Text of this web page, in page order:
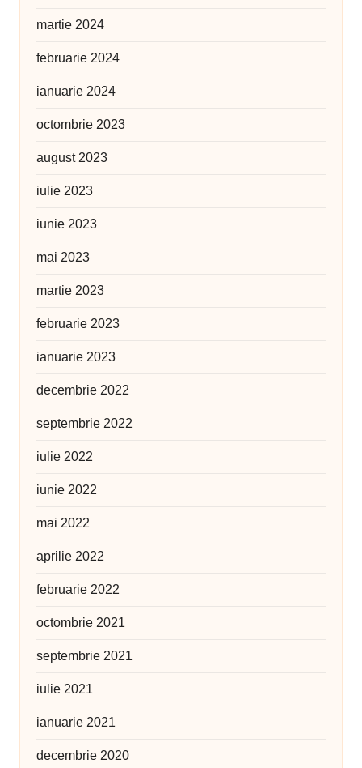
martie 2024
februarie 2024
ianuarie 2024
octombrie 2023
august 2023
iulie 2023
iunie 2023
mai 2023
martie 2023
februarie 2023
ianuarie 2023
decembrie 2022
septembrie 2022
iulie 2022
iunie 2022
mai 2022
aprilie 2022
februarie 2022
octombrie 2021
septembrie 2021
iulie 2021
ianuarie 2021
decembrie 2020